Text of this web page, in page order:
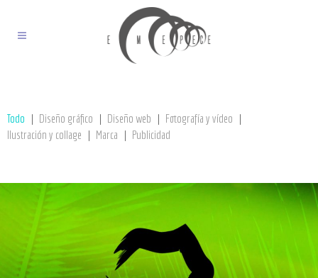
Todo Diseño gráfico Diseño web
Fotografía y vídeo
Ilustración y collage
Marca Publicidad